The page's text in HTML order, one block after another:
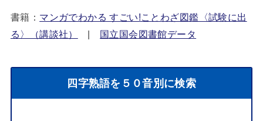
書籍： マンガでわかる すごい!ことわざ図鑑〈試験に出
る〉（講談社）
| 国立国会図書館データ
四字熟語を５０音別に検索